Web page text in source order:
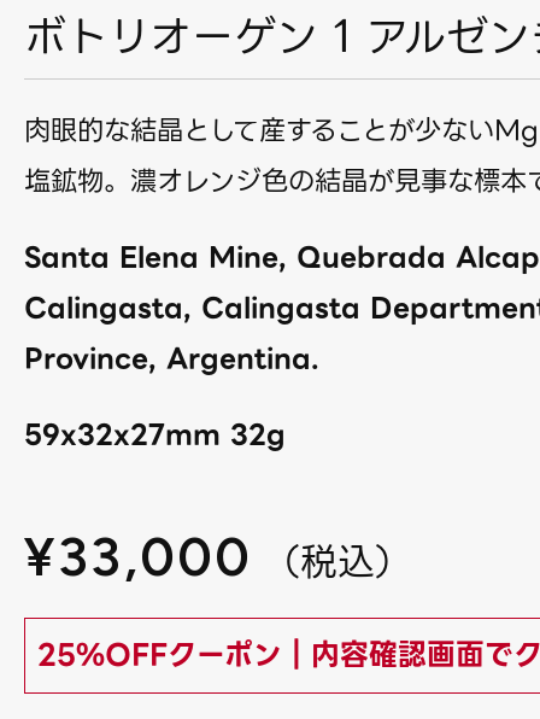
ボトリオーゲン 1 アルゼ
肉眼的な結晶として産することが少ない
塩鉱物。濃オレンジ色の結晶が見事な標本
Santa Elena Mine, Quebrada
Calingasta, Calingasta
Province, Argentina.
59x32x27mm 32g
¥33,000 （税込）
25%OFFクーポン｜内容確認画面で